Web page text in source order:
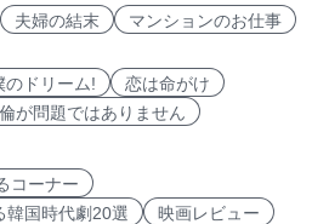
夫婦の結末
マンションのお仕事
のドリーム!
恋は命がけ
が問題ではありません
コーナー
韓国時代劇20選
映画レビュー